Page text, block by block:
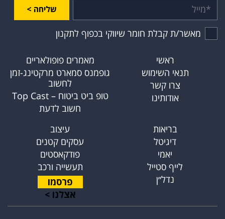
שליחה >
מאשר/ת קבלת חומר שיווקי בכפוף לתקנון
ראשי
תנאי השימוש
צרו קשר
אודותינו
מאמרים פופולאריים
גופמנס סמארט מרקטינג-זמן
לחשוב
טופ ביט ביטוח – Top Cast
חשוב לדעת
בריאות
דיגיטל
יאמי
לייף סטייל
נדל״ן
עיצוב
עסקים קטנים
פודקאסטים
תעשייה ורכב
פרסמו
אצלנו >